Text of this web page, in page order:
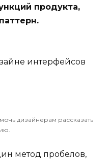
продукта,
интерфейсов
дизайнерам рассказать
метод пробелов,